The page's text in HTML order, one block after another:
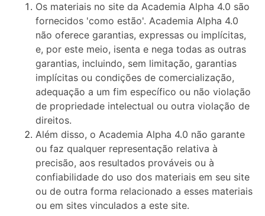
Os materiais no site da Academia Alpha 4.0 são
fornecidos 'como estão'. Academia Alpha 4.0
não oferece garantias, expressas ou implícitas,
e, por este meio, isenta e nega todas as outras
garantias, incluindo, sem limitação, garantias
implícitas ou condições de comercialização,
adequação a um fim específico ou não violação
de propriedade intelectual ou outra violação de
direitos.
Além disso, o Academia Alpha 4.0 não garante
ou faz qualquer representação relativa à
precisão, aos resultados prováveis ​​ou à
confiabilidade do uso dos materiais em seu site
ou de outra forma relacionado a esses materiais
ou em sites vinculados a este site.